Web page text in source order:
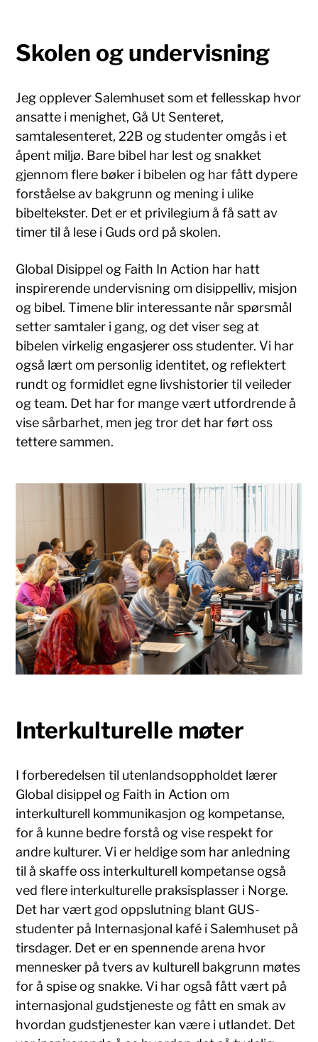
Skolen og undervisning
Jeg opplever Salemhuset som et fellesskap hvor
ansatte i menighet, Gå Ut Senteret,
samtalesenteret, 22B og studenter omgås i et
åpent miljø. Bare bibel har lest og snakket
gjennom flere bøker i bibelen og har fått dypere
forståelse av bakgrunn og mening i ulike
bibeltekster. Det er et privilegium å få satt av
timer til å lese i Guds ord på skolen.
Global Disippel og Faith In Action har hatt
inspirerende undervisning om disippelliv, misjon
og bibel. Timene blir interessante når spørsmål
setter samtaler i gang, og det viser seg at
bibelen virkelig engasjerer oss studenter. Vi har
også lært om personlig identitet, og reflektert
rundt og formidlet egne livshistorier til veileder
og team. Det har for mange vært utfordrende å
vise sårbarhet, men jeg tror det har ført oss
tettere sammen.
Interkulturelle møter
I forberedelsen til utenlandsoppholdet lærer
Global disippel og Faith in Action om
interkulturell kommunikasjon og kompetanse,
for å kunne bedre forstå og vise respekt for
andre kulturer. Vi er heldige som har anledning
til å skaffe oss interkulturell kompetanse også
ved flere interkulturelle praksisplasser i Norge.
Det har vært god oppslutning blant GUS-
studenter på Internasjonal kafé i Salemhuset på
tirsdager. Det er en spennende arena hvor
mennesker på tvers av kulturell bakgrunn møtes
for å spise og snakke. Vi har også fått vært på
internasjonal gudstjeneste og fått en smak av
hvordan gudstjenester kan være i utlandet. Det